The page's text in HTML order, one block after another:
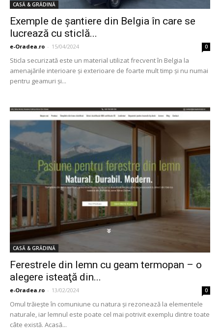
CASĂ & GRĂDINĂ
Exemple de şantiere din Belgia în care se
lucrează cu sticlă...
e-Oradea.ro - 15/04/2024 0
Sticla securizată este un material utilizat frecvent în Belgia la
amenajările interioare şi exterioare de foarte mult timp şi nu numai
pentru geamuri şi...
CASĂ & GRĂDINĂ
Ferestrele din lemn cu geam termopan – o
alegere isteaţă din...
e-Oradea.ro - 13/02/2024 0
Omul trăieşte în comuniune cu natura şi rezonează la elementele
naturale, iar lemnul este poate cel mai potrivit exemplu dintre toate
câte există. Acasă...